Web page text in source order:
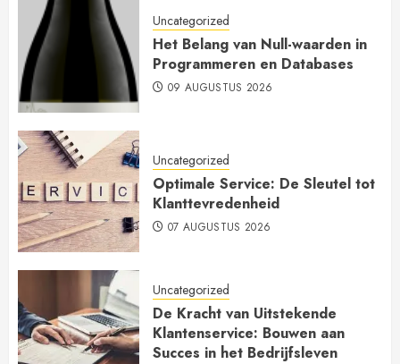
Uncategorized
Het Belang van Null-waarden in
Programmeren en Databases
09 AUGUSTUS 2026
Uncategorized
Optimale Service: De Sleutel tot
Klanttevredenheid
07 AUGUSTUS 2026
Uncategorized
De Kracht van Uitstekende
Klantenservice: Bouwen aan
Succes in het Bedrijfsleven